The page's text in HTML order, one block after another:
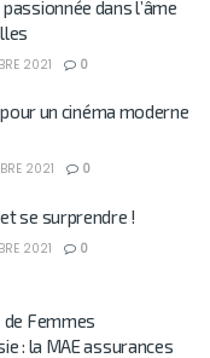
dans l’âme
2021 0
un cinéma moderne
2021 0
se surprendre !
2021 0
Femmes
: la MAE assurances